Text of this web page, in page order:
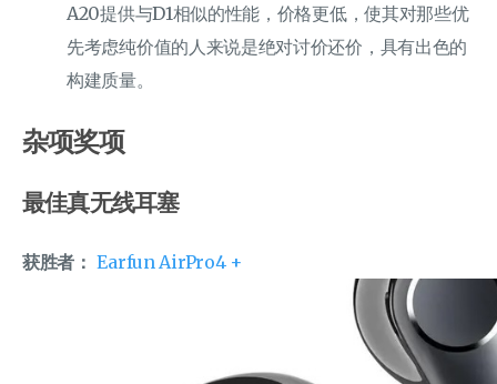
A20提供与D1相似的性能，价格更低，使其对那些优
先考虑纯价值的人来说是绝对讨价还价，具有出色的
构建质量。
杂项奖项
最佳真无线耳塞
获胜者： Earfun AirPro4 +